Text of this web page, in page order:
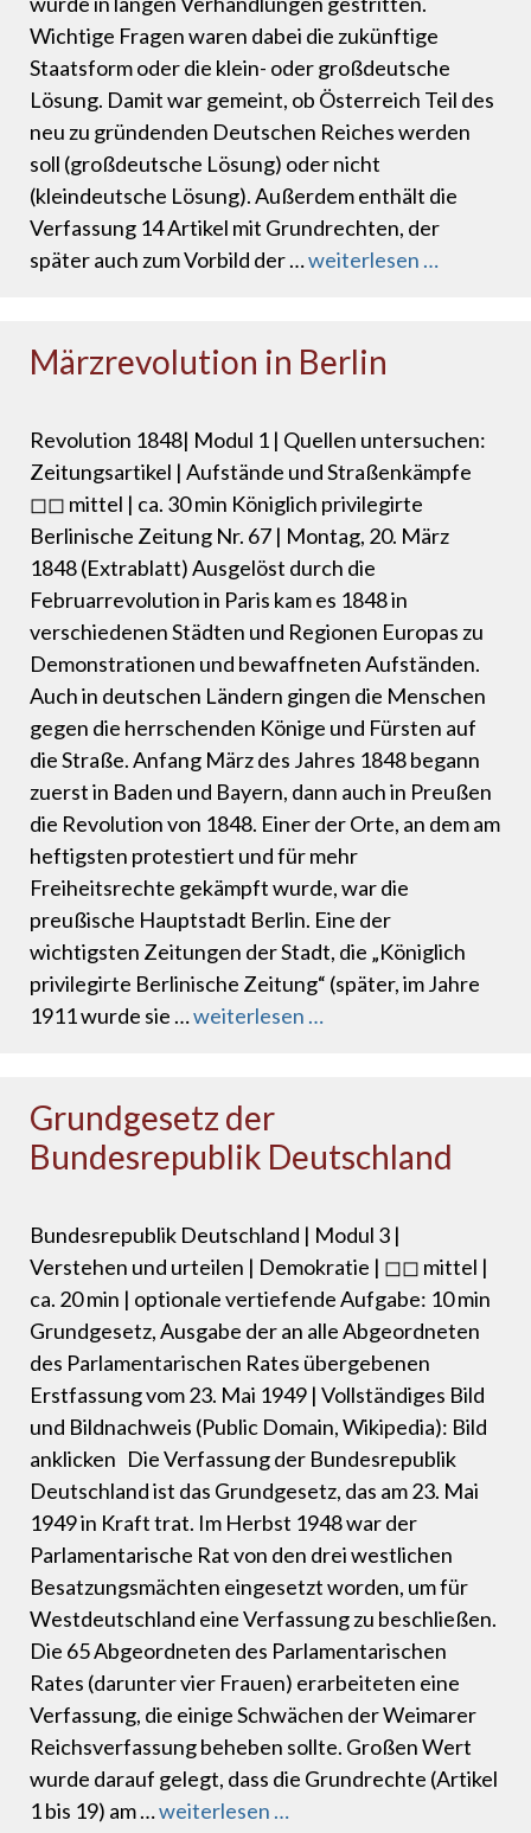
Wichtige Fragen waren dabei die zukünftige
Staatsform oder die klein- oder großdeutsche
Lösung. Damit war gemeint, ob Österreich Teil des
neu zu gründenden Deutschen Reiches werden
soll (großdeutsche Lösung) oder nicht
(kleindeutsche Lösung). Außerdem enthält die
Verfassung 14 Artikel mit Grundrechten, der
später auch zum Vorbild der …weiterlesen …
Märzrevolution in Berlin
Revolution 1848| Modul 1 | Quellen untersuchen:
Zeitungsartikel | Aufstände und Straßenkämpfe
◻◻ mittel | ca. 30 min Königlich privilegirte
Berlinische Zeitung Nr. 67 | Montag, 20. März
1848 (Extrablatt) Ausgelöst durch die
Februarrevolution in Paris kam es 1848 in
verschiedenen Städten und Regionen Europas zu
Demonstrationen und bewaffneten Aufständen.
Auch in deutschen Ländern gingen die Menschen
gegen die herrschenden Könige und Fürsten auf
die Straße. Anfang März des Jahres 1848 begann
zuerst in Baden und Bayern, dann auch in Preußen
die Revolution von 1848. Einer der Orte, an dem am
heftigsten protestiert und für mehr
Freiheitsrechte gekämpft wurde, war die
preußische Hauptstadt Berlin. Eine der
wichtigsten Zeitungen der Stadt, die „Königlich
privilegirte Berlinische Zeitung“ (später, im Jahre
1911 wurde sie …weiterlesen …
Grundgesetz der
Bundesrepublik Deutschland
Bundesrepublik Deutschland | Modul 3 |
Verstehen und urteilen | Demokratie | ◻◻ mittel |
ca. 20 min | optionale vertiefende Aufgabe: 10 min
Grundgesetz, Ausgabe der an alle Abgeordneten
des Parlamentarischen Rates übergebenen
Erstfassung vom 23. Mai 1949 | Vollständiges Bild
und Bildnachweis (Public Domain, Wikipedia): Bild
anklicken Die Verfassung der Bundesrepublik
Deutschland ist das Grundgesetz, das am 23. Mai
1949 in Kraft trat. Im Herbst 1948 war der
Parlamentarische Rat von den drei westlichen
Besatzungsmächten eingesetzt worden, um für
Westdeutschland eine Verfassung zu beschließen.
Die 65 Abgeordneten des Parlamentarischen
Rates (darunter vier Frauen) erarbeiteten eine
Verfassung, die einige Schwächen der Weimarer
Reichsverfassung beheben sollte. Großen Wert
wurde darauf gelegt, dass die Grundrechte (Artikel
1 bis 19) am …weiterlesen …